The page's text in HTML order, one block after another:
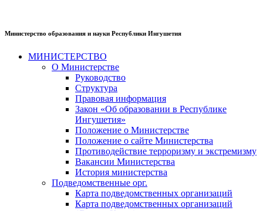
Министерство образования и науки Республики Ингушетия
МИНИСТЕРСТВО
О Министерстве
Руководство
Структура
Правовая информация
Закон «Об образовании в Республике
Ингушетия»
Положение о Министерстве
Положение о сайте Министерства
Противодействие терроризму и экстремизму
Вакансии Министерства
История министерства
Подведомственные орг.
Карта подведомственных организаций
Карта подведомственных организаций